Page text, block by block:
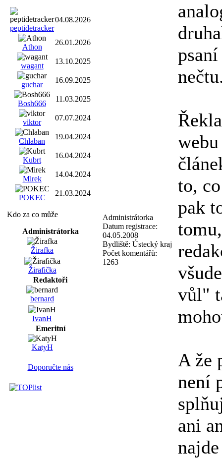
peptidetracker
04.08.2026
Athon
26.01.2026
wagant
13.10.2025
guchar
16.09.2025
Bosh666
11.03.2025
viktor
07.07.2024
Chlaban
19.04.2024
Kubrt
16.04.2024
Mirek
14.04.2024
POKEC
21.03.2024
Kdo za co může
Administrátorka
Žirafka
Žirafička
Redaktoři
bernard
IvanH
Emeritní
KatyH
Doporučte nás
Administrátorka
Datum registrace:
04.05.2008
Bydliště: Ústecký kraj
Počet komentářů:
1263
to,
pak
vůl"
A že
není
ani